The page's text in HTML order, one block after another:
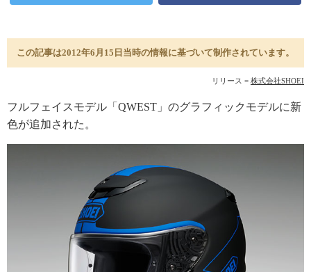
この記事は2012年6月15日当時の情報に基づいて制作されています。
リリース = 株式会社SHOEI
フルフェイスモデル「QWEST」のグラフィックモデルに新
色が追加された。